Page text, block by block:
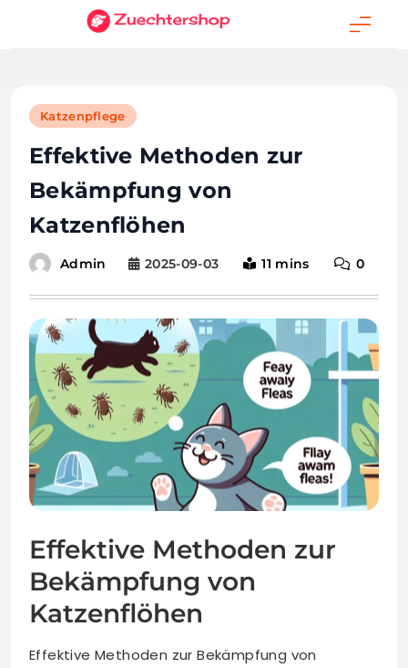
Katzenpflege
Effektive Methoden zur
Bekämpfung von
Katzenflöhen
Admin 2025-09-03 11 mins 0
Effektive Methoden zur
Bekämpfung von
Katzenflöhen
Effektive Methoden zur Bekämpfung von